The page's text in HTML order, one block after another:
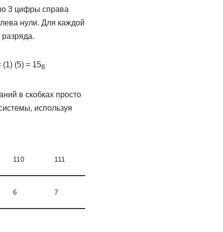
3 цифры справа
нули. Для каждой
(1) (5) = 158
в скобках просто
используя
110 111
6 7